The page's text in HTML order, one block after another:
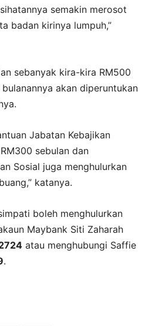
semakin merosot
badan kirinya lumpuh,”
sebanyak kira-kira RM500
akan diperuntukan
Jabatan Kebajikan
sebulan dan
Sosial juga menghulurkan
katanya.
boleh menghulurkan
Maybank Siti Zaharah
atau menghubungi Saffie
.